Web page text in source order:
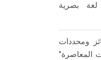
لغة بصرية
ومحددات
المعاصرة"